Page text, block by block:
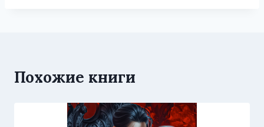
Похожие книги